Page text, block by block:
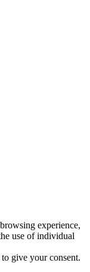
experience,
use of individual
give your consent.